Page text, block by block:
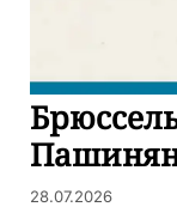
28.07.2026